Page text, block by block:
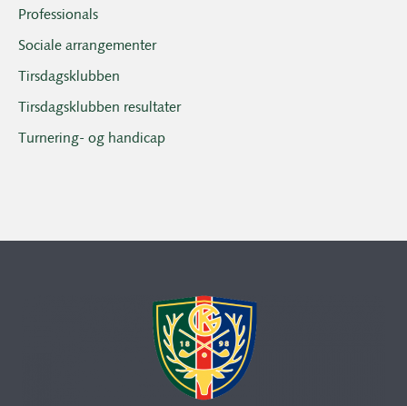
Professionals
Sociale arrangementer
Tirsdagsklubben
Tirsdagsklubben resultater
Turnering- og handicap